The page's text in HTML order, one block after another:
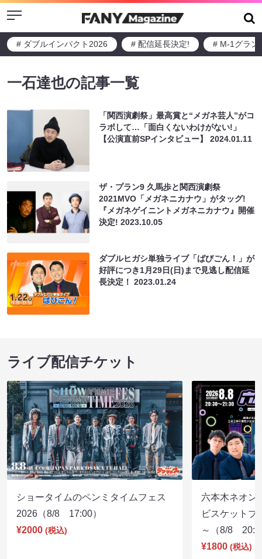
Menu
# ダブルインパクト2026 # 配信延長決定! # M-1グラン
一石達也の記事一覧
「関西演劇祭」最高賞と“メガネ芸人”がコ
ラボして…「面白くないわけがない!」
【公演直前SPインタビュー】2024.01.11
ザ・プラン9 久馬歩と関西演劇祭
2021MVO「メガネニカナウ」がタッグ!
『メガネゲイニントメガネニカナウ』開催
決定!2023.10.05
ダブルヒガシ単独ライブ「ばびごん！」が
好評につき1月29日(日)まで見逃し配信延
長決定！2023.01.24
ライブ配信チケット
ショータイムのペンミタイムフェス
2026（8/8 17:00）
¥2000 (税込)
六本木ネオン
ビスケットブ
～（8/8
¥1800 (税込)